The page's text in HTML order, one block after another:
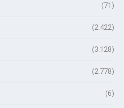
(71)
(2.422)
(3.128)
(2.778)
(6)